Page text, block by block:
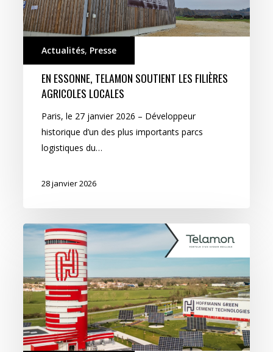
Actualités, Presse
EN ESSONNE, TELAMON SOUTIENT LES FILIÈRES
AGRICOLES LOCALES
Paris, le 27 janvier 2026 – Développeur
historique d’un des plus importants parcs
logistiques du…
28 janvier 2026